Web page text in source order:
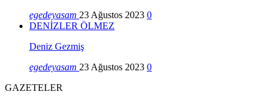
egedeyasam 23 Ağustos 2023 0
DENİZLER ÖLMEZ
Deniz Gezmiş
egedeyasam 23 Ağustos 2023 0
GAZETELER